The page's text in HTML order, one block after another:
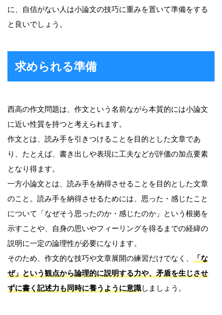
に、自信がない人は小論文の技巧に重みを置いて準備をする
と良いでしょう。
求められる準備
西高の作文問題は、作文という名前ながら本質的には小論文
に近い性質を持つと考えられます。
作文とは、読み手を引きつけることを目的とした文章であ
り、たとえば、書き出しや表現に工夫などが評価の加点要素
となり得ます。
一方小論文とは、読み手を納得させることを目的とした文章
のこと。読み手を納得させるためには、思った・感じたこと
について「なぜそう思ったのか・感じたのか」という根拠を
示すことや、自身の思いやフィーリングを得るまでの経緯の
説明に一定の論理性が必要になります。
そのため、作文的な技巧や文章展開の練習だけでなく、 「な
ぜ」という観点から論理的に説明する力や、矛盾を生じさせ
ずに書く記述力も同時に養うように意識しましょう。